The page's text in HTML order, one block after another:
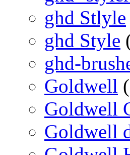
ghd Stlyle
ghd Style
ghd-
Goldwell
Goldwell
Goldwell